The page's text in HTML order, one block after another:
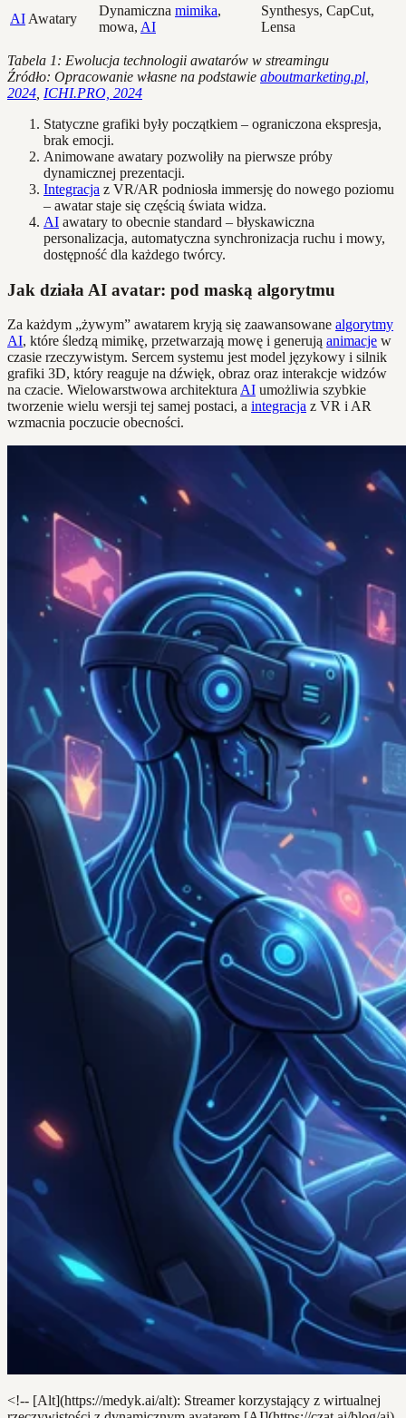
AI Awatary
Dynamiczna mimika,
mowa, AI
Synthesys, CapCut,
Lensa
Tabela 1: Ewolucja technologii awatarów w streamingu
Źródło: Opracowanie własne na podstawie aboutmarketing.pl,
2024 ICHI.PRO, 2024
Statyczne grafiki były początkiem – ograniczona ekspresja,
brak emocji.
Animowane awatary pozwoliły na pierwsze próby
dynamicznej prezentacji.
Integracja z VR/AR podniosła immersję do nowego poziomu
– awatar staje się częścią świata widza.
AI awatary to obecnie standard – błyskawiczna
personalizacja, automatyczna synchronizacja ruchu i mowy,
dostępność dla każdego twórcy.
Jak działa AI avatar: pod maską algorytmu
Za każdym „żywym” awatarem kryją się zaawansowane algorytmy
AI, które śledzą mimikę, przetwarzają mowę i generują animacje w
czasie rzeczywistym. Sercem systemu jest model językowy i silnik
grafiki 3D, który reaguje na dźwięk, obraz oraz interakcje widzów
na czacie. Wielowarstwowa architektura AI umożliwia szybkie
tworzenie wielu wersji tej samej postaci, a integracja z VR i AR
wzmacnia poczucie obecności.
<!-- [Alt](https://medyk.ai/alt): Streamer korzystający z wirtualnej